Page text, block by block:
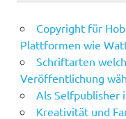
Copyright für
Plattformen wie
Schriftarten
Veröffentlichung
Als Selfpublisher
Kreativität und